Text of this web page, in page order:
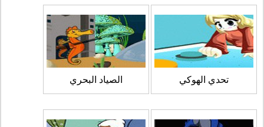
تحدي الهوكي الصياد البحري